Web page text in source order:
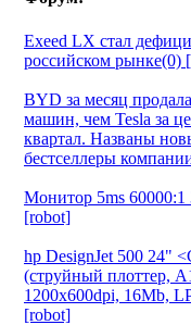
Exeed LX стал
российском рынке(0)
BYD за месяц
машин, чем Tesla за
квартал. Названы
бестселлеры
Монитор 5ms 60000:1
[robot]
hp DesignJet 500 24"
(струйный плоттер,
1200х600dpi, 16Mb,
[robot]